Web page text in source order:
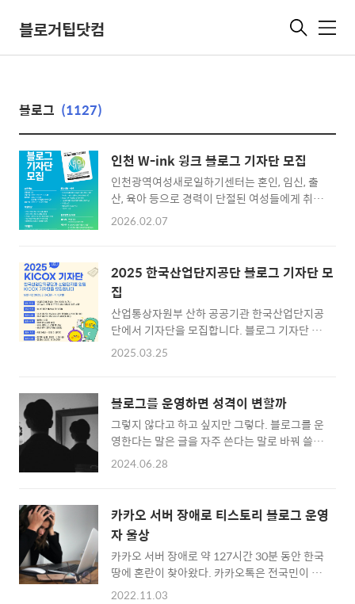
블로거팁닷컴 메
블로그 (1127)
인천 W-ink 윙크 블로그 기자단 모집
인천광역여성새로일하기센터는 혼인, 임신, 출
산, 육아 등으로 경력이 단절된 여성들에게 취업
상담, 직업 교육 훈련, 인턴십 및 사후관리까지
한 일자리를 연결하기 위해 다각도로 노력하고
있는데 이번에 블로그 기자단을 모집하고 있어
소개한다. 2026년 인천 W-ink(윙크) 블로그
(https://blog.naver.com/2016saeil/
기자단은 센터의 다양한 사업과 소식을 시민들
에게 효과적으로 전달하고 여성의 경력이음 가
블로그 콘텐츠를 통해 시민들과 소통할 인재를
모집한다. 모집 기간: 2026...
2026.02.07
2025 한국산업단지공단 블로그 기자단 모
집
산업통상자원부 산하 공공기관 한국산업단지공
단에서 기자단을 모집합니다. 블로그 기자단 10
명, 영상 기자단 10명 총 20명을 선발한다고 해
https://blog.naver.com/kicox1964/
한국산업단지공단 기자단 모집2025년 3월! 한
국산업단지공단과 산업단지를 알릴 2025
KICOX 기자단을 다음과 같이 모집합니다.🙌
...blog.naver.com
2025.03.25
블로그를 운영하면 성격이 변할까
그렇지 않다고 하고 싶지만 그렇다. 블로그를 운
영한다는 말은 글을 자주 쓴다는 말로 바꿔 쓸
수 있다. 글을 쓰는 시간은 짧지만 글을 쓰기 위
평소에 덤벙대거나 산만한 성격이었다면 진중
하고 차분한 성격을 소유하게 되는 경우가 많다.
나 역시도 블로그를 운영하면서 많은 성격 변화
가 있었다는 사실을 부인하기 어렵다. 행복한 사
람은 블로그 안 해요애니메이션을 방영하는 케
이블 방송사에서 일하는 그녀가 한 말이다. 그녀
2024.06.28
카카오 서버 장애로 티스토리 블로그 운영
자 울상
카카오 서버 장애로 약 127시간 30분 동안 한국
땅에 혼란이 찾아왔다. 카카오톡은 전국민이 이
용하고 있다고 해도 무방할 정도로 많은 사람들
2022.11.03